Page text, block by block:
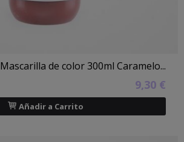
Mascarilla de color 300ml Caramelo...
9,30 €
Añadir a Carrito